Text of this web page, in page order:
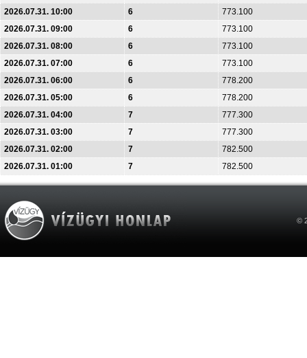
2026.07.31. 10:00
6
773.100
2026.07.31. 09:00
6
773.100
2026.07.31. 08:00
6
773.100
2026.07.31. 07:00
6
773.100
2026.07.31. 06:00
6
778.200
2026.07.31. 05:00
6
778.200
2026.07.31. 04:00
7
777.300
2026.07.31. 03:00
7
777.300
2026.07.31. 02:00
7
782.500
2026.07.31. 01:00
7 782.500
©